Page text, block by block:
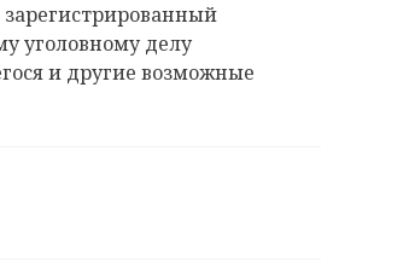
уголовному делу
и другие возможные